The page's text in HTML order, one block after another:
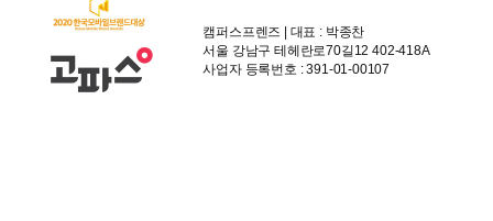
캠퍼스프렌즈 | 대표 : 박종찬
서울 강남구 테헤란로70길12 402-418A
사업자 등록번호 : 391-01-00107